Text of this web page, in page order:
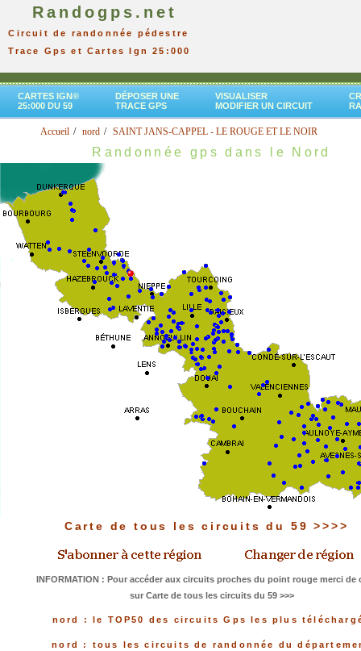
Randogps.net
Circuit de randonnée pédestre
Trace Gps et Cartes Ign 25:000
CARTES IGN®
25:000 DU 59
DÉPOSER UNE
TRACE GPS
VISUALISER
MODIFIER UN CIRCUIT
Accueil nord SAINT JANS-CAPPEL - LE ROUGE ET LE NOIR
Randonnée gps dans le Nord
Carte de tous les circuits du 59 >>>>
INFORMATION : Pour accéder aux circuits proches du point rouge merci de
sur Carte de tous les circuits du 59 >>>
nord : le TOP50 des circuits Gps les plus
nord : tous les circuits de randonnée du